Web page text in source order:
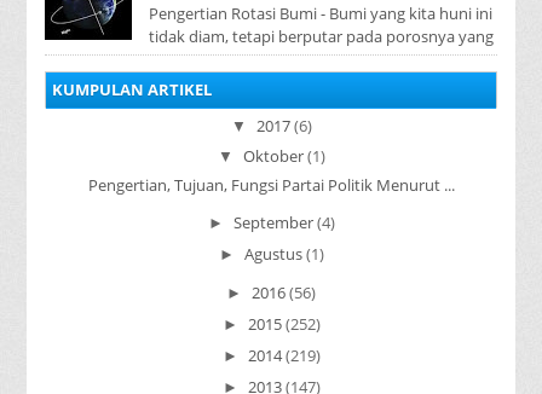
Pengertian Rotasi Bumi - Bumi yang kita huni ini
tidak diam, tetapi berputar pada porosnya yang
disebut rotasi bumi. Waktu yang diperlukan...
KUMPULAN ARTIKEL
▼ 2017(6)
▼ Oktober(1)
Pengertian, Tujuan, Fungsi Partai Politik Menurut ...
► September(4)
► Agustus(1)
► 2016(56)
► 2015(252)
► 2014(219)
► 2013(147)